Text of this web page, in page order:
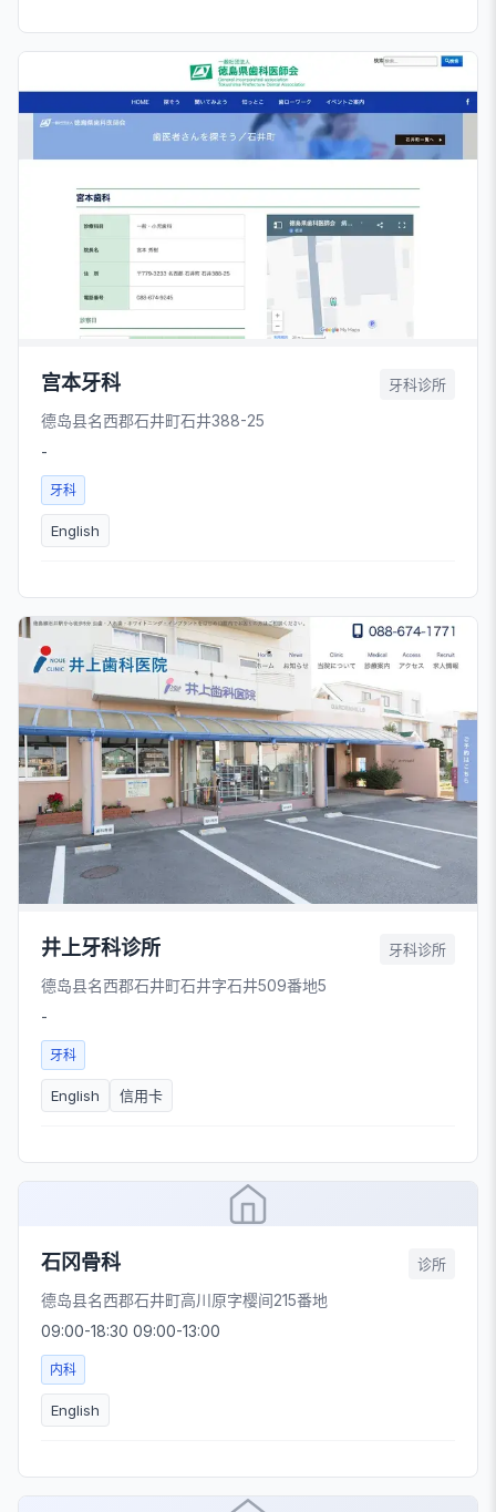
宫本牙科 牙科诊所
德岛县名西郡石井町石井388-25
-
牙科
English
井上牙科诊所 牙科诊所
德岛县名西郡石井町石井字石井509番地5
-
牙科
English 信用卡
石冈骨科 诊所
德岛县名西郡石井町高川原字樱间215番地
09:00-18:30 09:00-13:00
内科
English